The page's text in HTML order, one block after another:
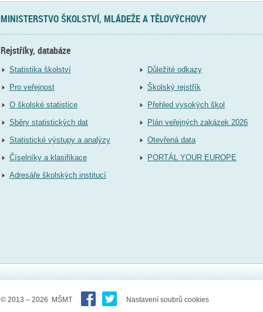
MINISTERSTVO ŠKOLSTVÍ, MLÁDEŽE A TĚLOVÝCHOVY
Rejstříky, databáze
Statistika školství
Pro veřejnost
O školské statistice
Sběry statistických dat
Statistické výstupy a analýzy
Číselníky a klasifikace
Adresáře školských institucí
Důležité odkazy
Školský rejstřík
Přehled vysokých škol
Plán veřejných zakázek 2026
Otevřená data
PORTÁL YOUR EUROPE
© 2013 – 2026 MŠMT Nastavení soubrů cookies